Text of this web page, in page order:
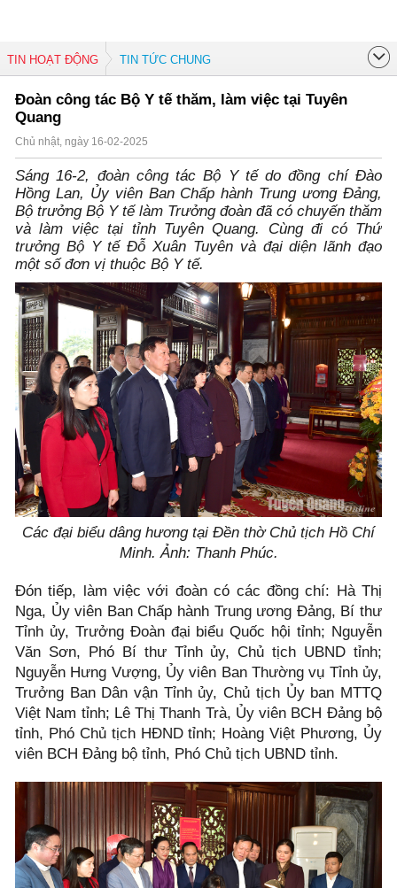
TIN HOẠT ĐỘNG TIN TỨC CHUNG
Đoàn công tác Bộ Y tế thăm, làm việc tại Tuyên
Quang
Chủ nhật, ngày 16-02-2025
Sáng 16-2, đoàn công tác Bộ Y tế do đồng chí Đào
Hồng Lan, Ủy viên Ban Chấp hành Trung ương Đảng,
Bộ trưởng Bộ Y tế làm Trưởng đoàn đã có chuyến thăm
và làm việc tại tỉnh Tuyên Quang. Cùng đi có Thứ
trưởng Bộ Y tế Đỗ Xuân Tuyên và đại diện lãnh đạo
một số đơn vị thuộc Bộ Y tế.
Các đại biểu dâng hương tại Đền thờ Chủ tịch Hồ Chí
Minh. Ảnh: Thanh Phúc.
Đón tiếp, làm việc với đoàn có các đồng chí: Hà Thị
Nga, Ủy viên Ban Chấp hành Trung ương Đảng, Bí thư
Tỉnh ủy, Trưởng Đoàn đại biểu Quốc hội tỉnh; Nguyễn
Văn Sơn, Phó Bí thư Tỉnh ủy, Chủ tịch UBND tỉnh;
Nguyễn Hưng Vượng, Ủy viên Ban Thường vụ Tỉnh ủy,
Trưởng Ban Dân vận Tỉnh ủy, Chủ tịch Ủy ban MTTQ
Việt Nam tỉnh; Lê Thị Thanh Trà, Ủy viên BCH Đảng bộ
tỉnh, Phó Chủ tịch HĐND tỉnh; Hoàng Việt Phương, Ủy
viên BCH Đảng bộ tỉnh, Phó Chủ tịch UBND tỉnh.